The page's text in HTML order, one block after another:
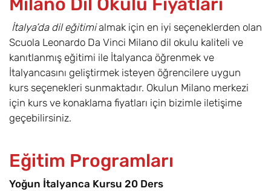
İtalya’da dil eğitimialmak için en iyi seçeneklerden olan
Scuola Leonardo Da Vinci Milano dil okulu kaliteli ve
kanıtlanmış eğitimi ile İtalyanca öğrenmek ve
İtalyancasını geliştirmek isteyen öğrencilere uygun
kurs seçenekleri sunmaktadır. Okulun Milano merkezi
için kurs ve konaklama fiyatları için bizimle iletişime
geçebilirsiniz.
Eğitim Programları
Yoğun İtalyanca Kursu 20 Ders